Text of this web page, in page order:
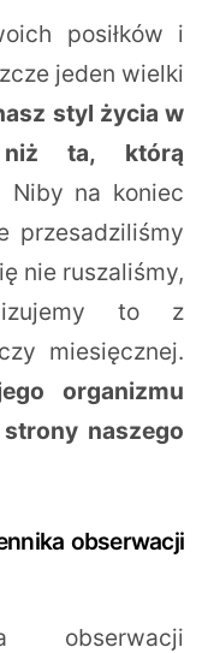
posiłków i
jeden wielki
styl życia w
niż ta, którą
Niby na koniec
przesadziliśmy
nie ruszaliśmy,
to z
miesięcznej.
organizmu
naszego
obserwacji
obserwacji